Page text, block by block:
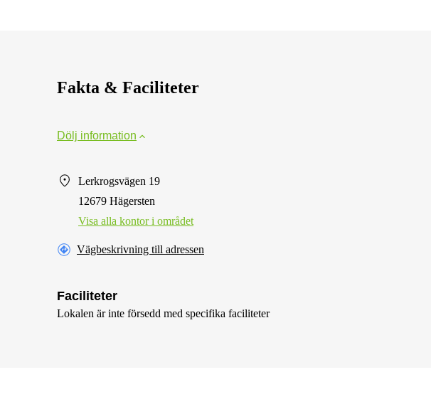
Fakta & Faciliteter
Dölj information
Lerkrogsvägen 19
12679 Hägersten
Visa alla kontor i området
Vägbeskrivning till adressen
Faciliteter
Lokalen är inte försedd med specifika faciliteter